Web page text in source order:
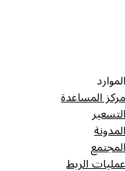
الموارد
مركز المساعدة
التسعير
المدونة
المجتمع
عمليات الربط